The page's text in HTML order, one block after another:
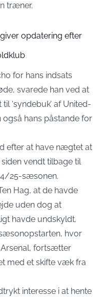
træner.
opdatering efter
for hans indsats
svarede han ved at
‘syndebuk’ af United-
hans påstande for
efter at have nægtet at
vendt tilbage til
25-sæsonen.
Hag, at de havde
uden dog at
havde undskyldt.
hvor
fortsætter
med et skifte væk fra
interesse i at hente